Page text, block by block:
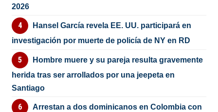
2026
Hansel García revela EE. UU. participará en
investigación por muerte de policía de NY en RD
Hombre muere y su pareja resulta gravemente
herida tras ser arrollados por una jeepeta en
Santiago
Arrestan a dos dominicanos en Colombia con